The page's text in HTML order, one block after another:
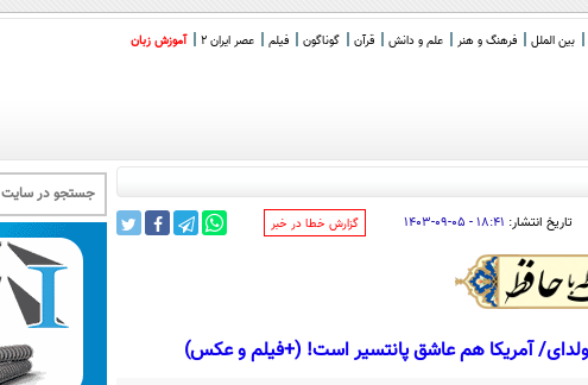
بین الملل فرهنگ و هنر علم و دانش قرآن گوناگون فیلم عصر ایران 2 آموزش زبان
تاریخ انتشار: ۱۸:۴۱ - ۰۵-۰۹-۱۴۰۳ ‌گزارش خطا در خبر